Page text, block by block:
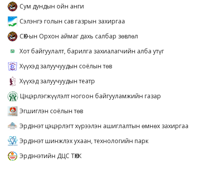
Сум дундын ойн анги
Сэлэнгэ голын сав газрын захиргаа
СӨХ-ын Орхон аймаг дахь салбар зөвлөл
Хот байгуулалт, барилга захиалагчийн алба утүг
Хүүхэд залуучуудын соёлын төв
Хүүхэд залуучуудын театр
Цэцэрлэгжүүлэлт ногоон байгууламжийн газар
Эгшиглэн соёлын төв
Эрдэнэт цэцэрлэгт хүрээлэн ашиглалтын өмнөх захиргаа
Эрдэнэт шинжлэх ухаан, технологийн парк
Эрдэнэтийн ДЦС ТӨХК